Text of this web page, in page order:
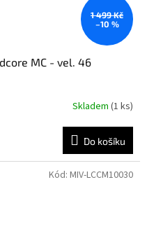
1 499 Kč
–10 %
MC - vel. 46
Skladem (1 ks)
Do košíku
Kód: MIV-LCCM10030